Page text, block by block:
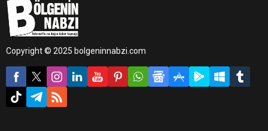
dikey trafik işaretleme
çalışmalarına hız kesmeden
devam ediyor.
Copyright © 2025 bolgeninnabzi.com